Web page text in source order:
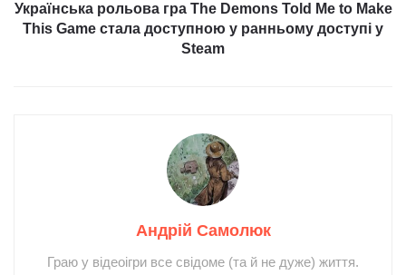
Українська рольова гра The Demons Told Me to Make
This Game стала доступною у ранньому доступі у
Steam
Андрій Самолюк
Граю у відеоігри все свідоме (та й не дуже) життя.